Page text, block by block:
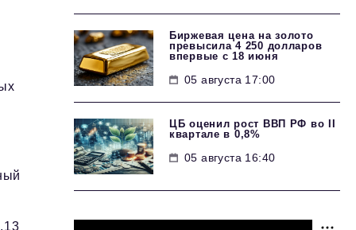
Биржевая цена на золото
превысила 4 250 долларов
впервые с 18 июня
05 августа 17:00
ЦБ оценил рост ВВП РФ во II
квартале в 0,8%
05 августа 16:40